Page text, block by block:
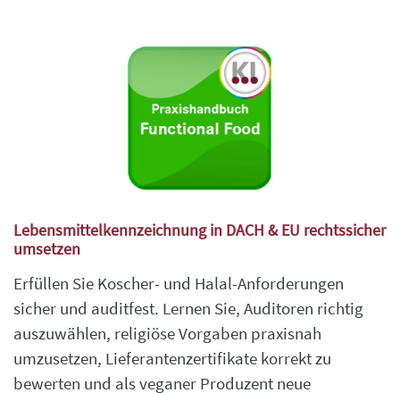
Lebensmittelkennzeichnung in DACH & EU rechtssicher
umsetzen
Erfüllen Sie Koscher- und Halal-Anforderungen
sicher und auditfest. Lernen Sie, Auditoren richtig
auszuwählen, religiöse Vorgaben praxisnah
umzusetzen, Lieferantenzertifikate korrekt zu
bewerten und als veganer Produzent neue